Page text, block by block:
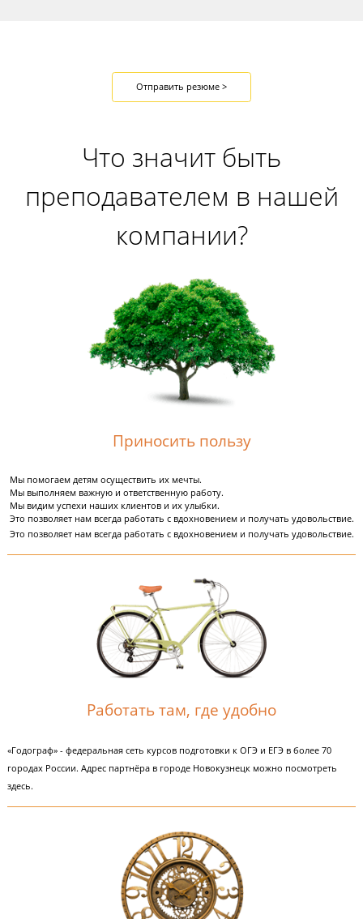
английский язык.
Отправить резюме >
Что значит быть
преподавателем в
компании?
Приносить пользу
Мы помогаем детям осуществить их мечты.
Мы выполняем важную и ответственную работу.
Мы видим успехи наших клиентов и их улыбки.
Это позволяет нам всегда работать с вдохновением и получать
Работать там, где удобно